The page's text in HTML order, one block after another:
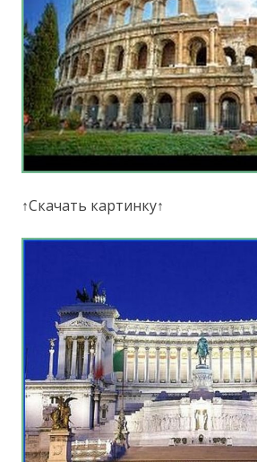
↑Скачать картинку↑